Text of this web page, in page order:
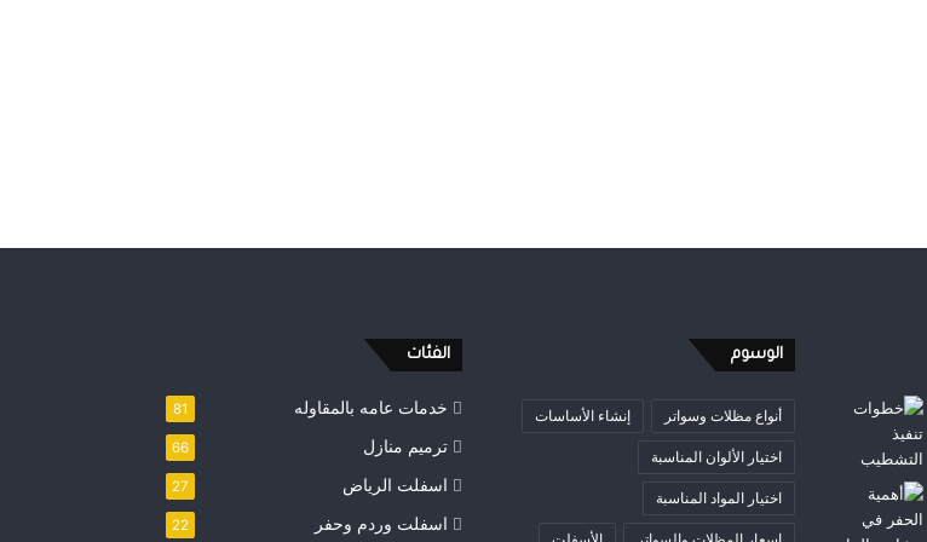
الوسوم
أنواع مظلات وسواتر إنشاء الأساسات
اختيار الألوان المناسبة
اختيار المواد المناسبة
الفئات
خدمات عامه بالمقاوله 81
ترميم منازل 66
اسفلت الرياض 27
اسفلت وردم وحفر 22